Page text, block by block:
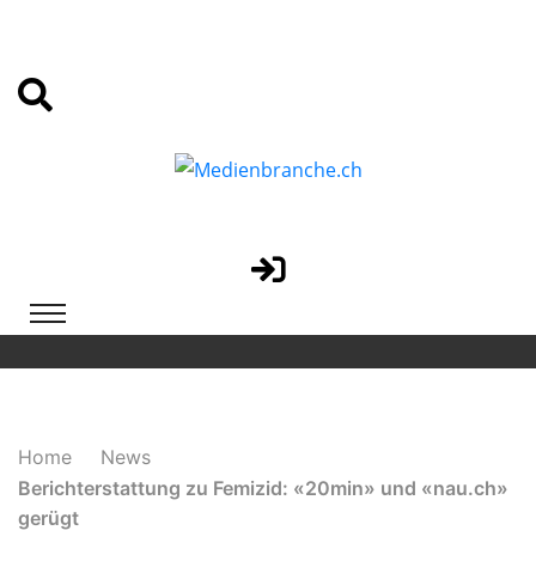
Home
News
Berichterstattung zu Femizid: «20min» und «nau.ch»
gerügt